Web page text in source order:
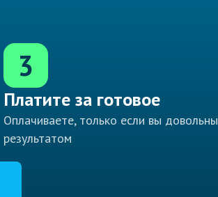
3
Платите за готовое
Оплачиваете, только если вы довольны
результатом